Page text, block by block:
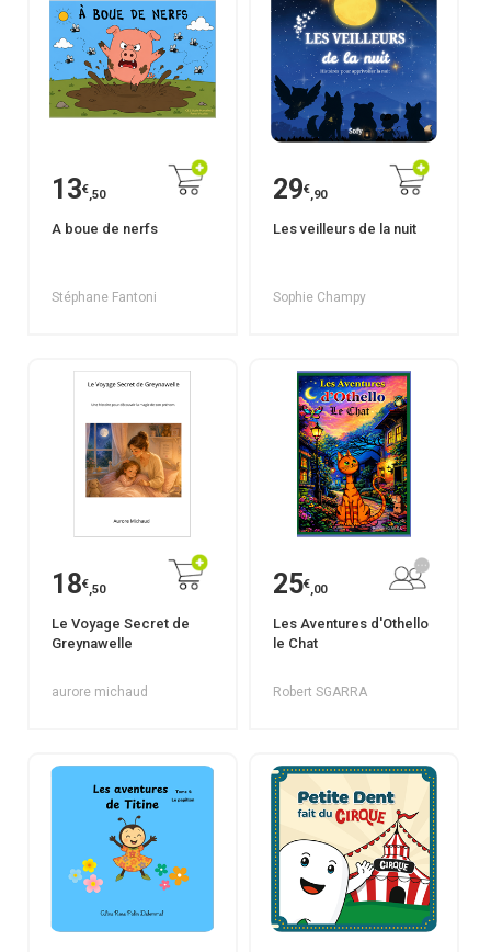
13€,50
A boue de nerfs
Stéphane Fantoni
29€,90
Les veilleurs de la nuit
Sophie Champy
18€,50
Le Voyage Secret de
Greynawelle
aurore michaud
25€,00
Les Aventures d'Othello
le Chat
Robert SGARRA